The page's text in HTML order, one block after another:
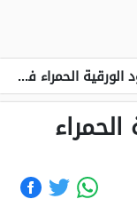
في المنام لابن سيرين